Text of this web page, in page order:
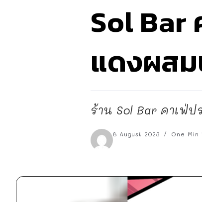
Sol Bar
แดงผส
ร้าน Sol Bar คาเฟ่
8 August 2023 One Min